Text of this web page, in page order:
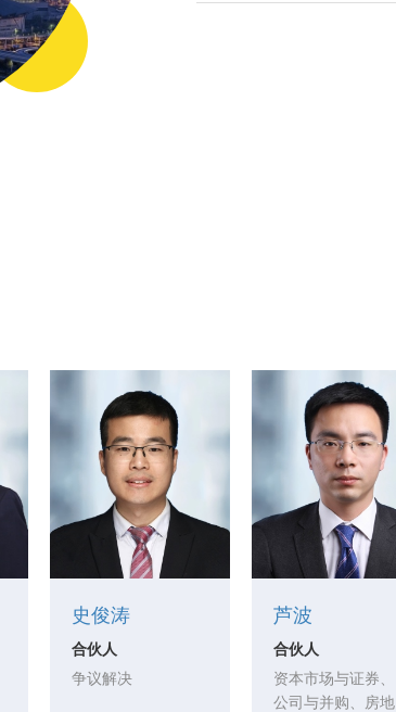
史俊涛
合伙人
争议解决
芦波
合伙人
资本市场与证券、
公司与并购、房地